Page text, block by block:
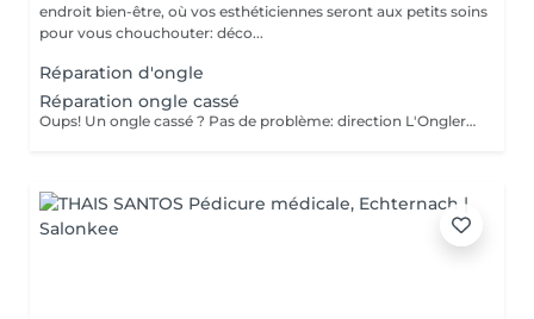
endroit bien-être, où vos esthéticiennes seront aux petits soins
pour vous chouchouter: déco...
Réparation d'ongle
Réparation ongle cassé
Oups! Un ongle cassé ? Pas de problème: direction L'Onglerie